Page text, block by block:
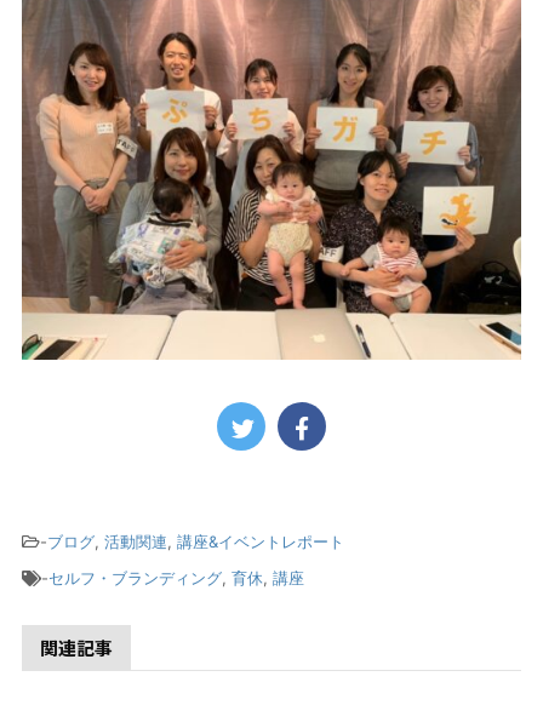
-ブログ, 活動関連, 講座&イベントレポート
-セルフ・ブランディング, 育休, 講座
関連記事